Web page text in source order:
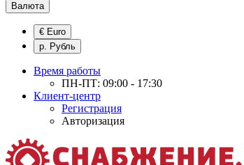
Валюта
€ Euro
р. Рубль
Время работы
ПН-ПТ: 09:00 - 17:30
Клиент-центр
Регистрация
Авторизация